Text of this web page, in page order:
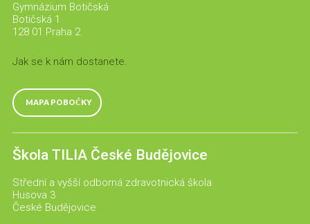
Gymnázium Botičská
Botičská 1
128 01 Praha 2
Jak se k nám dostanete.
MAPA POBOČKY
Škola TILIA České Budějovice
Střední a vyšší odborná zdravotnická škola
Husova 3
České Budějovice